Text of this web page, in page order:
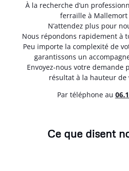
À la recherche d’un
ferraille à Mallemort
N’attendez plus pour
Nous répondons rapidement à
Peu importe la complexité de
garantissons un
Envoyez-nous votre demande
résultat à la hauteur de
Par téléphone au
Ce que disent